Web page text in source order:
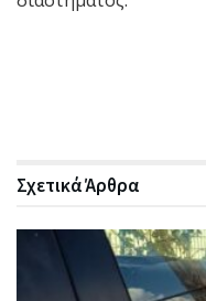
ΣχετικάΆρθρα